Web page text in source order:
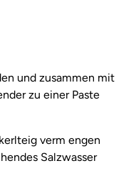
und zusammen mit
zu einer Paste
verm engen
Salzwasser